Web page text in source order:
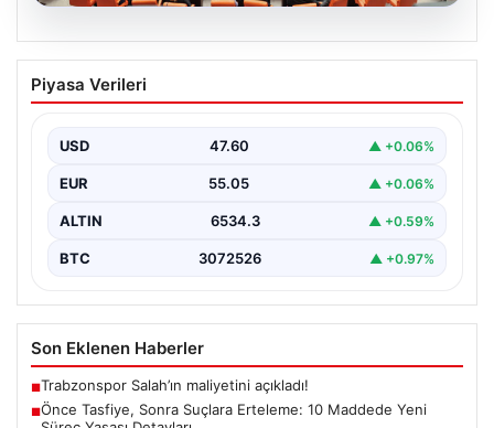
05.08.2026
Önce Tasfiye, Sonra Suçlara Erteleme:
10 Maddede Yeni Süreç Yasası
Güvenlik alanındaki önemli gelişmelerden biri olarak,
yasa…
Piyasa Verileri
USD 47.60 ▲ +0.06%
EUR 55.05 ▲ +0.06%
ALTIN 6534.3 ▲ +0.59%
BTC 3072526 ▲ +0.97%
Son Eklenen Haberler
■Trabzonspor Salah’ın maliyetini açıkladı!
■Önce Tasfiye, Sonra Suçlara Erteleme: 10 Maddede Yeni